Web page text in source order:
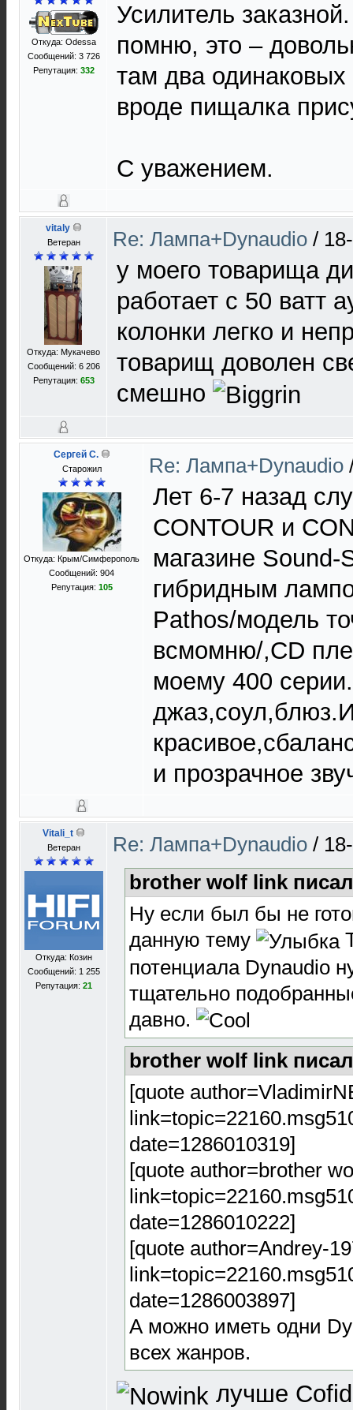
Откуда: Odessa
Сообщений: 3 726
Репутация: 332
Усилитель
помню, это –
там два
вроде пищалка
С уважением.
vitaly
Ветеран
Откуда: Мукачево
Сообщений: 6 206
Репутация: 653
Re: Лампа+Dynaudio /
у моего товарища
работает с 50 ватт
колонки легко и
товарищ доволен
смешно
Сергей C.
Старожил
Откуда: Крым/Симферополь
Сообщений: 904
Репутация: 105
Re: Лампа+Dynaudio
Лет 6-7 назад
CONTOUR и
магазине Sound-
гибридным
Pathos/модель
всмомню/,CD
моему 400
и прозрачное
Vitali_t
Ветеран
Откуда: Козин
Сообщений: 1 255
Репутация: 21
Re: Лампа+Dynaudio /
brother wolf link
Ну если был бы не
данную тему
потенциала Dynaudio
тщательно
давно.
brother wolf link
[quote
date=1286010319]
[quote author=brother
date=1286010222]
[quote author=Andrey-
date=1286003897]
А можно иметь одни
всех жанров.
лучше